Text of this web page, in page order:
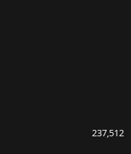
237,512